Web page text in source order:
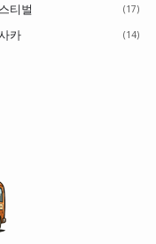
티벌 17
카 14